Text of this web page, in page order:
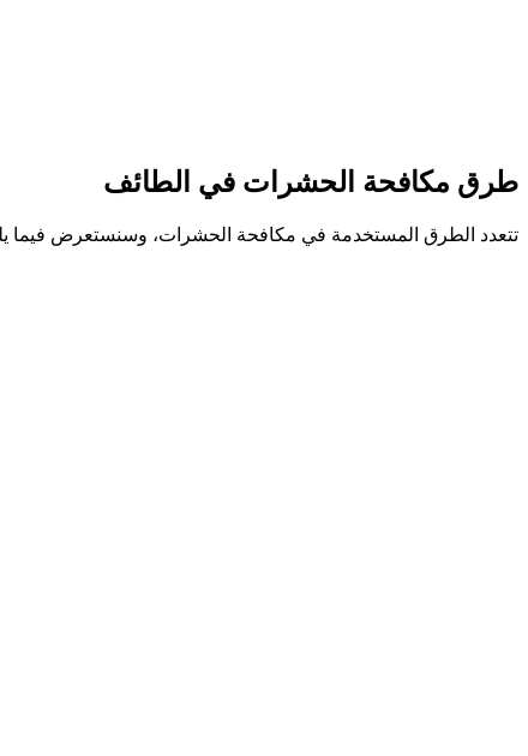
طرق مكافحة الحشرات في الطائف
تتعدد الطرق المستخدمة في مكافحة الحشرات، وسنستعرض فيما